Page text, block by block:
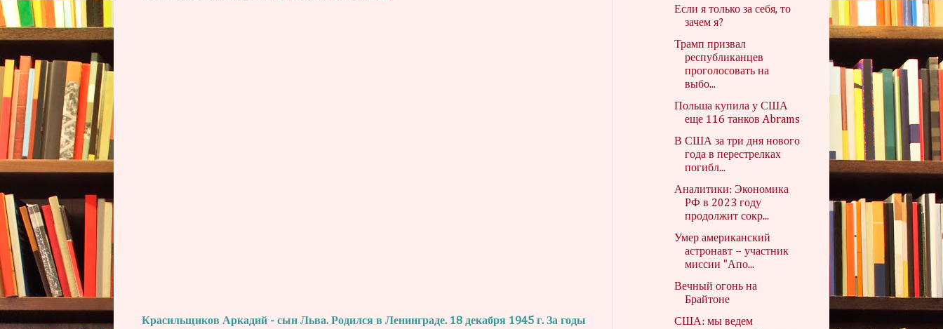
Красильщиков Аркадий - сын Льва. Родился в Ленинграде. 18 декабря 1945 г. За годы
Если я только за себя, то
зачем я?
Трамп призвал
республиканцев
проголосовать на
выбо...
Польша купила у США
еще 116 танков Abrams
В США за три дня нового
года в перестрелках
погибл...
Аналитики: Экономика
РФ в 2023 году
продолжит сокр...
Умер американский
астронавт – участник
миссии "Апо...
Вечный огонь на
Брайтоне
США: мы ведем